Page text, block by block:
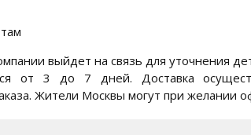
выйдет на связь для уточнения
от 3 до 7 дней. Доставка
Жители Москвы могут при желании